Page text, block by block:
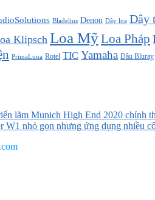
Bladelius Denon Dây loa Dây
Klipsch Loa MỹLoa Pháp
PrimaLuna Rotel TIC Yamaha Đầu Bluray
lãm Munich High End 2020 chính
W1 nhỏ gọn nhưng ứng dụng nhiều